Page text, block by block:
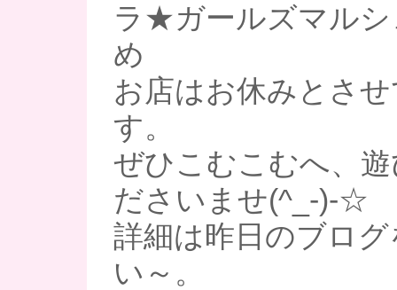
ラ★ガールズマルシ
め
お店はお休みとさ
す。
ぜひこむこむへ、
ださいませ(^_-)-☆
詳細は昨日のブロ
い～。